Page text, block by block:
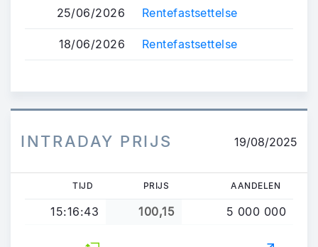
25/06/2026 Rentefastsettelse
18/06/2026 Rentefastsettelse
INTRADAY PRIJS 19/08/2025
TIJD PRIJS AANDELEN
15:16:43 100,15 5 000 000